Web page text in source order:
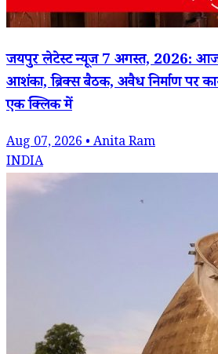
जयपुर लेटेस्ट न्यूज 7 अगस्त, 2026: आज
आशंका, ब्रिक्स बैठक, अवैध निर्माण पर
एक क्लिक में
Aug 07, 2026 • Anita Ram
INDIA